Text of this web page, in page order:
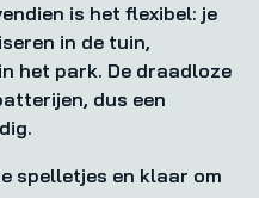
is het flexibel: je
in de tuin,
het park. De draadloze
dus een
spelletjes en klaar om